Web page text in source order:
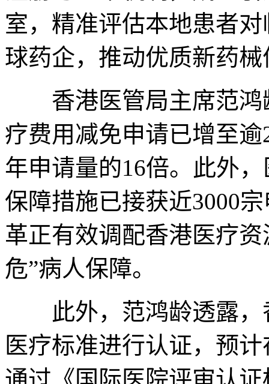
室，精准评估本地患者
球药企，推动优质新药
香港医管局主席范鸿
疗费用减免申请已增至
年申请量的16倍。此外
保障措施已接获近3000
革正有效调配香港医疗
危”病人保障。
此外，范鸿龄透露，
医疗标准进行认证，预